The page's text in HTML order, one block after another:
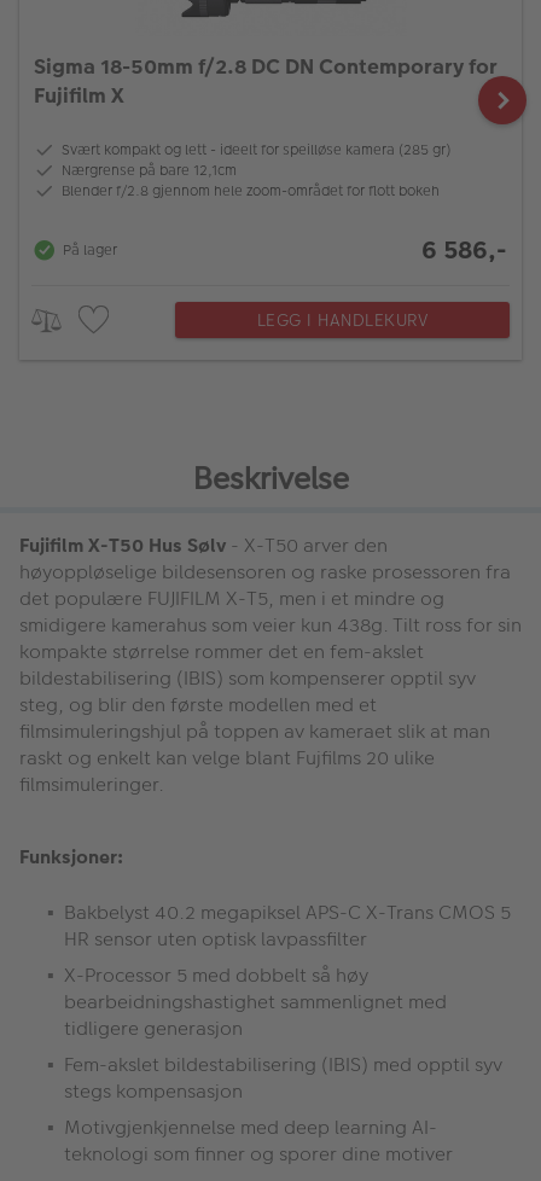
Sigma 18-50mm f/2.8 DC DN Contemporary for
Fujifilm X
Svært kompakt og lett - ideelt for speilløse kamera (285 gr)
Nærgrense på bare 12,1cm
Blender f/2.8 gjennom hele zoom-området for flott bokeh
På lager 6 586,-
LEGG I HANDLEKURV
Beskrivelse
Fujifilm X-T50 Hus Sølv - X-T50 arver den
høyoppløselige bildesensoren og raske prosessoren fra
det populære FUJIFILM X-T5, men i et mindre og
smidigere kamerahus som veier kun 438g. Tilt ross for sin
kompakte størrelse rommer det en fem-akslet
bildestabilisering (IBIS) som kompenserer opptil syv
steg, og blir den første modellen med et
filmsimuleringshjul på toppen av kameraet slik at man
raskt og enkelt kan velge blant Fujfilms 20 ulike
filmsimuleringer.
Funksjoner:
Bakbelyst 40.2 megapiksel APS-C X-Trans CMOS 5
HR sensor uten optisk lavpassfilter
X-Processor 5 med dobbelt så høy
bearbeidningshastighet sammenlignet med
tidligere generasjon
Fem-akslet bildestabilisering (IBIS) med opptil syv
stegs kompensasjon
Motivgjenkjennelse med deep learning AI-
teknologi som finner og sporer dine motiver